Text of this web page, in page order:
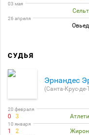
03 мая
26 апреля
СУДЬЯ
Эрнандес
(Санта-Крус-
20 февраля
0 3
10 января
1 2